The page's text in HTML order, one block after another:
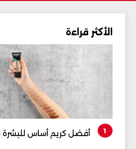
الأكثر قراءة
1 أفضل كريم أساس للبشرة